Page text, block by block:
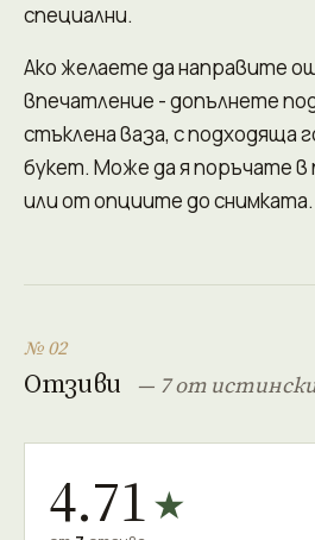
специални.
Ако желаете да направите
впечатление - допълнете
стъклена ваза, с подходяща
букет. Може да я поръчате в
или от опциите до снимката.
№ 02
Отзиви — 7 от
4.71★